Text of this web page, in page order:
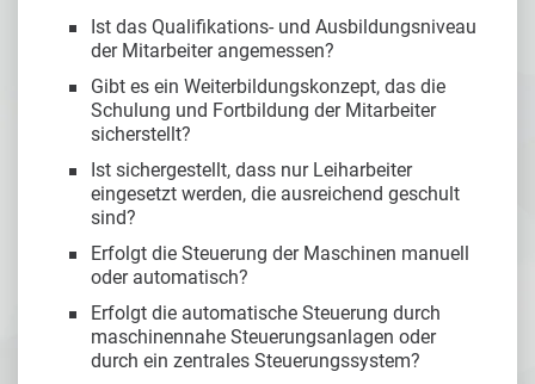
Ist das Qualifikations- und Ausbildungsniveau
der Mitarbeiter angemessen?
Gibt es ein Weiterbildungskonzept, das die
Schulung und Fortbildung der Mitarbeiter
sicherstellt?
Ist sichergestellt, dass nur Leiharbeiter
eingesetzt werden, die ausreichend geschult
sind?
Erfolgt die Steuerung der Maschinen manuell
oder automatisch?
Erfolgt die automatische Steuerung durch
maschinennahe Steuerungsanlagen oder
durch ein zentrales Steuerungssystem?